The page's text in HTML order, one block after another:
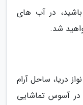
در آب های
شد.
دریا، ساحل آرام
در آسوس تماشایی